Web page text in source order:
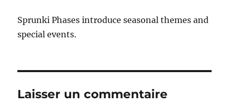
Sprunki Phases introduce seasonal themes and
special events.
Laisser un commentaire